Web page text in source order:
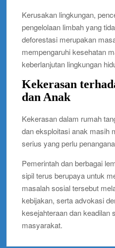
Kerusakan lingkungan,
pengelolaan limbah yang
deforestasi merupakan
mempengaruhi kesehatan
keberlanjutan lingkungan
Kekerasan
dan Anak
Kekerasan dalam rumah
dan eksploitasi anak masih
serius yang perlu
Pemerintah dan berbagai
sipil terus berupaya untuk
masalah sosial tersebut
kebijakan, serta advokasi
kesejahteraan dan keadilan
masyarakat.